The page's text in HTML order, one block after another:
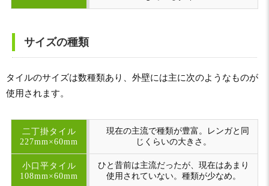
サイズの種類
タイルのサイズは数種類あり、外壁には主に次のようなものが
使用されます。
二丁掛タイル
227mm×60mm
現在の主流で種類が豊富。レンガと同
じくらいの大きさ。
小口平タイル
108mm×60mm
ひと昔前は主流だったが、現在はあまり
使用されていない。種類が少なめ。